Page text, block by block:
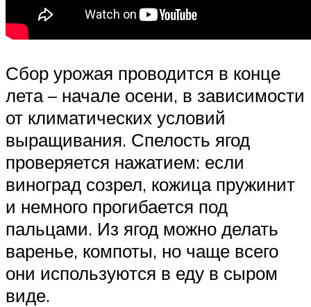
Сбор урожая проводится в конце
лета – начале осени, в зависимости
от климатических условий
выращивания. Спелость ягод
проверяется нажатием: если
виноград созрел, кожица пружинит
и немного прогибается под
пальцами. Из ягод можно делать
варенье, компоты, но чаще всего
они используются в еду в сыром
виде.